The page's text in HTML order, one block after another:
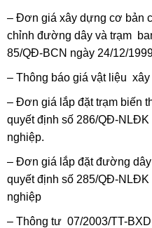
– Đơn giá xây dựng cơ bản
chỉnh đường dây và trạm
85/QĐ-BCN ngày 24/12/
– Thông báo giá vật liệu
– Đơn giá lắp đặt trạm biến
quyết định số 286/QĐ-NLĐK
nghiệp.
– Đơn giá lắp đặt đường
quyết định số 285/QĐ-NLĐK
nghiệp
– Thông tư 07/2003/TT-